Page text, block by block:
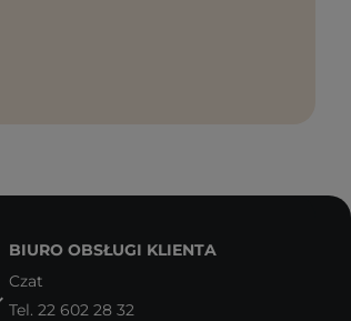
BIURO OBSŁUGI KLIENTA
Czat
Tel. 22 602 28 32